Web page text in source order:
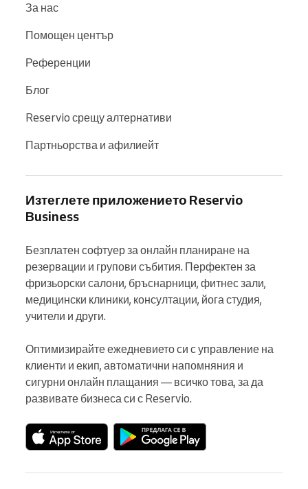
За нас
Помощен център
Референции
Блог
Reservio срещу алтернативи
Партньорства и афилиейт
Изтеглете приложението Reservio
Business
Безплатен софтуер за онлайн планиране на
резервации и групови събития. Перфектен за
фризьорски салони, бръснарници, фитнес зали,
медицински клиники, консултации, йога студия,
учители и други.
Оптимизирайте ежедневието си с управление на
клиенти и екип, автоматични напомняния и
сигурни онлайн плащания — всичко това, за да
развивате бизнеса си с Reservio.